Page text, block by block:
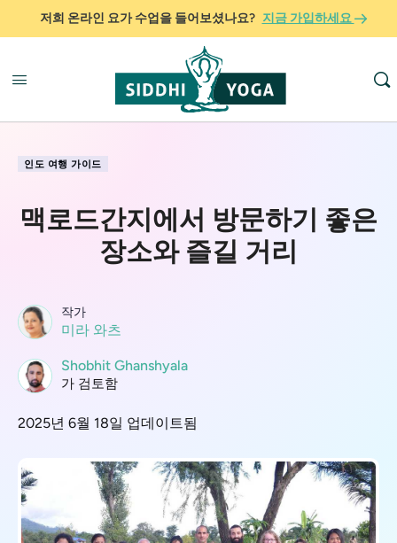
저희 온라인 요가 수업을 들어보셨나요? 지금 가입하세요
인도 여행 가이드
맥로드간지에서 방문하기 좋은
장소와 즐길 거리
작가
미라 와츠
Shobhit Ghanshyala
가 검토함
2025년 6월 18일 업데이트됨